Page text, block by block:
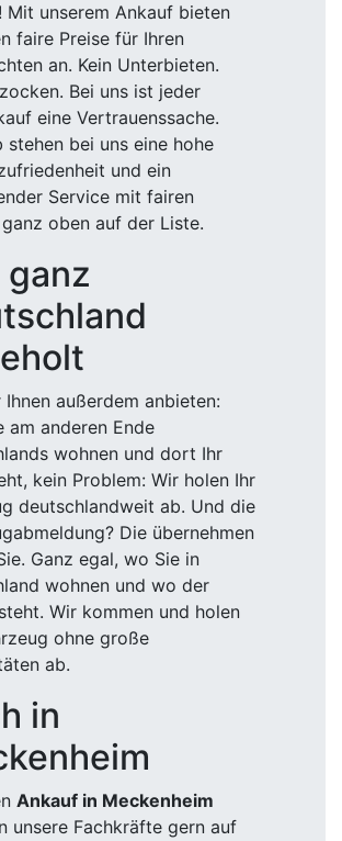
Mit unserem Ankauf bieten
faire Preise für Ihren
an. Kein Unterbieten.
Bei uns ist jeder
eine Vertrauenssache.
stehen bei uns eine hohe
und ein
Service mit fairen
ganz oben auf der Liste.
ganz
Ihnen außerdem anbieten:
am anderen Ende
wohnen und dort Ihr
kein Problem: Wir holen Ihr
deutschlandweit ab. Und die
Die übernehmen
Ganz egal, wo Sie in
wohnen und wo der
Wir kommen und holen
ohne große
ab.
in
Ankauf in Meckenheim
unsere Fachkräfte gern auf